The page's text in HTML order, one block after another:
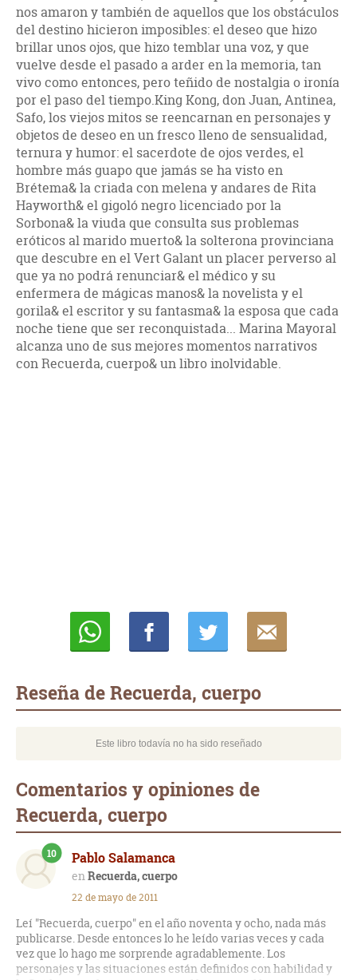
nos amaron y también de aquellos que los obstáculos
del destino hicieron imposibles: el deseo que hizo
brillar unos ojos, que hizo temblar una voz, y que
vuelve desde el pasado a arder en la memoria, tan
vivo como entonces, pero teñido de nostalgia o ironía
por el paso del tiempo.King Kong, don Juan, Antinea,
Safo, los viejos mitos se reencarnan en personajes y
objetos de deseo en un fresco lleno de sensualidad,
ternura y humor: el sacerdote de ojos verdes, el
hombre más guapo que jamás se ha visto en
Brétema& la criada con melena y andares de Rita
Hayworth& el gigoló negro licenciado por la
Sorbona& la viuda que consulta sus problemas
eróticos al marido muerto& la solterona provinciana
que descubre en el Vert Galant un placer perverso al
que ya no podrá renunciar& el médico y su
enfermera de mágicas manos& la novelista y el
gorila& el escritor y su fantasma& la esposa que cada
noche tiene que ser reconquistada... Marina Mayoral
alcanza uno de sus mejores momentos narrativos
con Recuerda, cuerpo& un libro inolvidable.
Reseña de Recuerda, cuerpo
Este libro todavía no ha sido reseñado
Comentarios y opiniones de
Recuerda, cuerpo
Pablo Salamanca
Recuerda, cuerpo
10
22 de mayo de 2011
Leí "Recuerda, cuerpo" en el año noventa y ocho, nada más
publicarse. Desde entonces lo he leído varias veces y cada
vez que lo hago me sorprende agradablemente. Los
personajes y las situaciones están definidos con habilidad y